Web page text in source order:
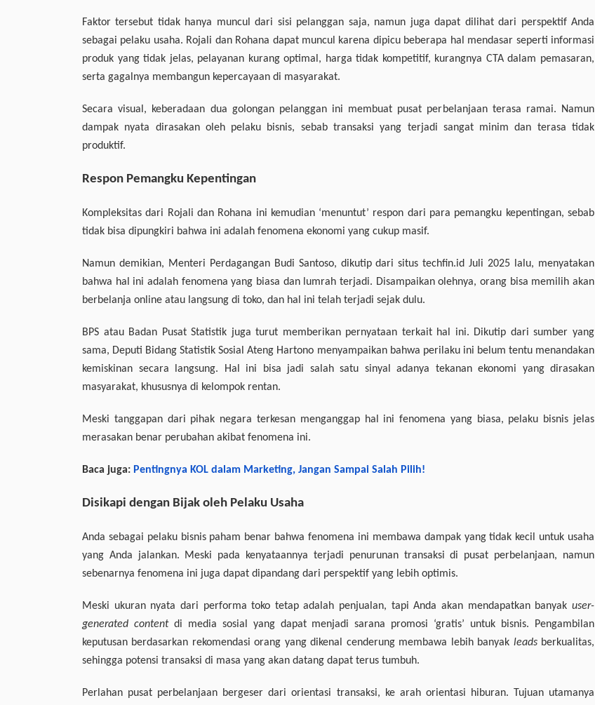
Faktor tersebut tidak hanya muncul dari sisi pelanggan saja, namun juga dapat dilihat dari perspektif Anda
sebagai pelaku usaha. Rojali dan Rohana dapat muncul karena dipicu beberapa hal mendasar seperti informasi
produk yang tidak jelas, pelayanan kurang optimal, harga tidak kompetitif, kurangnya CTA dalam pemasaran,
serta gagalnya membangun kepercayaan di masyarakat.
Secara visual, keberadaan dua golongan pelanggan ini membuat pusat perbelanjaan terasa ramai. Namun
dampak nyata dirasakan oleh pelaku bisnis, sebab transaksi yang terjadi sangat minim dan terasa tidak
produktif.
Respon Pemangku Kepentingan
Kompleksitas dari Rojali dan Rohana ini kemudian ‘menuntut’ respon dari para pemangku kepentingan, sebab
tidak bisa dipungkiri bahwa ini adalah fenomena ekonomi yang cukup masif.
Namun demikian, Menteri Perdagangan Budi Santoso, dikutip dari situs techfin.id Juli 2025 lalu, menyatakan
bahwa hal ini adalah fenomena yang biasa dan lumrah terjadi. Disampaikan olehnya, orang bisa memilih akan
berbelanja online atau langsung di toko, dan hal ini telah terjadi sejak dulu.
BPS atau Badan Pusat Statistik juga turut memberikan pernyataan terkait hal ini. Dikutip dari sumber yang
sama, Deputi Bidang Statistik Sosial Ateng Hartono menyampaikan bahwa perilaku ini belum tentu menandakan
kemiskinan secara langsung. Hal ini bisa jadi salah satu sinyal adanya tekanan ekonomi yang dirasakan
masyarakat, khususnya di kelompok rentan.
Meski tanggapan dari pihak negara terkesan menganggap hal ini fenomena yang biasa, pelaku bisnis jelas
merasakan benar perubahan akibat fenomena ini.
Baca juga: Pentingnya KOL dalam Marketing, Jangan Sampai Salah Pilih!
Disikapi dengan Bijak oleh Pelaku Usaha
Anda sebagai pelaku bisnis paham benar bahwa fenomena ini membawa dampak yang tidak kecil untuk usaha
yang Anda jalankan. Meski pada kenyataannya terjadi penurunan transaksi di pusat perbelanjaan, namun
sebenarnya fenomena ini juga dapat dipandang dari perspektif yang lebih optimis.
Meski ukuran nyata dari performa toko tetap adalah penjualan, tapi Anda akan mendapatkan banyak user-
generated contentdi media sosial yang dapat menjadi sarana promosi ‘gratis’ untuk bisnis. Pengambilan
keputusan berdasarkan rekomendasi orang yang dikenal cenderung membawa lebih banyak leadsberkualitas,
sehingga potensi transaksi di masa yang akan datang dapat terus tumbuh.
Perlahan pusat perbelanjaan bergeser dari orientasi transaksi, ke arah orientasi hiburan. Tujuan utamanya